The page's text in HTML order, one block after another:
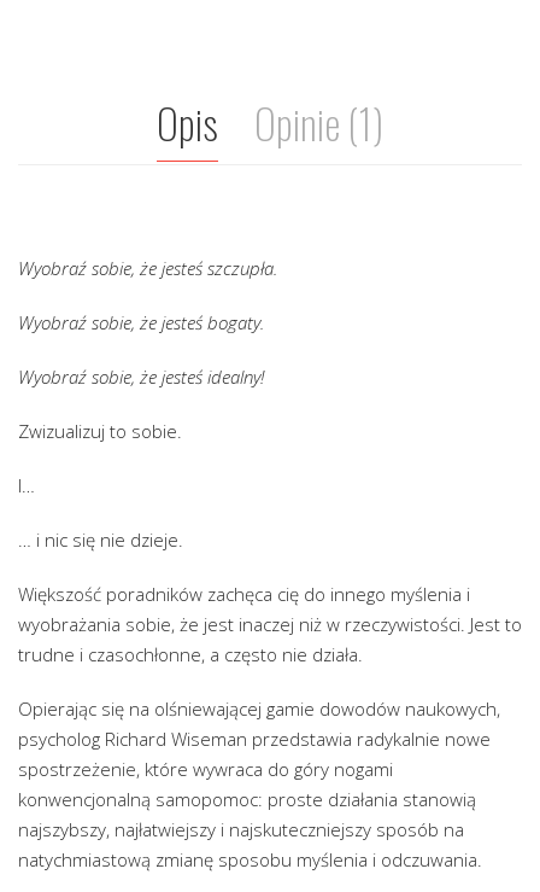
Opis Opinie (1)
Wyobraź sobie, że jesteś szczupła.
Wyobraź sobie, że jesteś bogaty.
Wyobraź sobie, że jesteś idealny!
Zwizualizuj to sobie.
I…
… i nic się nie dzieje.
Większość poradników zachęca cię do innego myślenia i
wyobrażania sobie, że jest inaczej niż w rzeczywistości. Jest to
trudne i czasochłonne, a często nie działa.
Opierając się na olśniewającej gamie dowodów naukowych,
psycholog Richard Wiseman przedstawia radykalnie nowe
spostrzeżenie, które wywraca do góry nogami
konwencjonalną samopomoc: proste działania stanowią
najszybszy, najłatwiejszy i najskuteczniejszy sposób na
natychmiastową zmianę sposobu myślenia i odczuwania.